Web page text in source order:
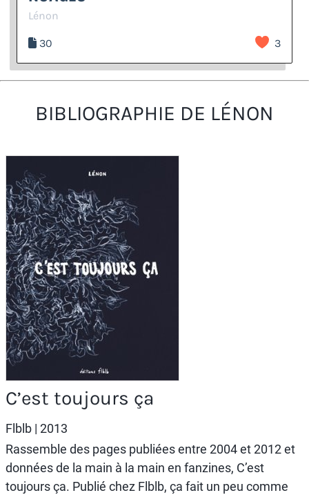
Lénon
30 3
BIBLIOGRAPHIE DE LÉNON
C’est toujours ça
Flblb | 2013
Rassemble des pages publiées entre 2004 et 2012 et
données de la main à la main en fanzines, C’est
toujours ça. Publié chez Flblb, ça fait un peu comme